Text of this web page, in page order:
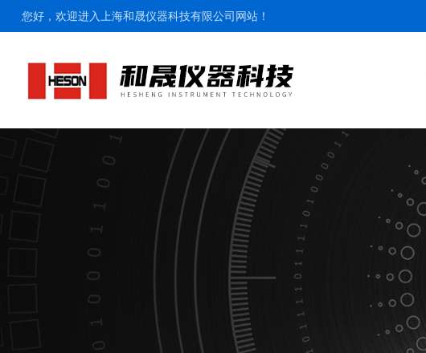
您好，欢迎进入上海和晟仪器科技有限公司网站！